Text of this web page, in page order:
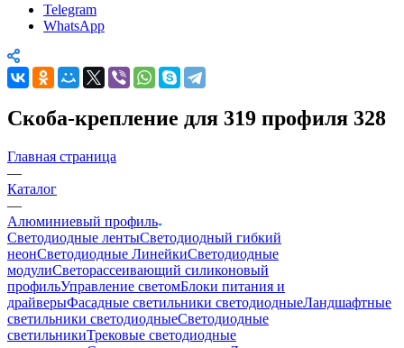
Telegram
WhatsApp
Скоба-крепление для 319 профиля 328
Главная страница
—
Каталог
—
Алюминиевый профиль
Светодиодные лентыСветодиодный гибкий
неонСветодиодные ЛинейкиСветодиодные
модулиСветорассеивающий силиконовый
профильУправление светомБлоки питания и
драйверыФасадные светильники светодиодныеЛандшафтные
светильники светодиодныеСветодиодные
светильникиТрековые светодиодные